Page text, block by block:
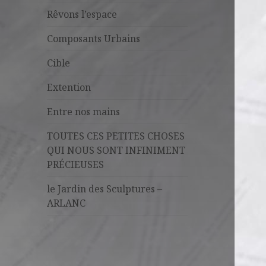
Rêvons l’espace
Composants Urbains
Cible
Extention
Entre nos mains
TOUTES CES PETITES CHOSES
QUI NOUS SONT INFINIMENT
PRÉCIEUSES
le Jardin des Sculptures –
ARLANC